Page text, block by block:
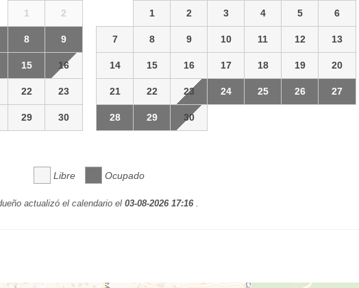
1 2
8 9
15 16
22 23
29 30
1 2 3 4 5 6
7 8 9 10 11 12 13
14 15 16 17 18 19 20
21 22 23 24 25 26 27
28 29 30
Libre Ocupado
actualizó el calendario el 03-08-2026 17:16 .